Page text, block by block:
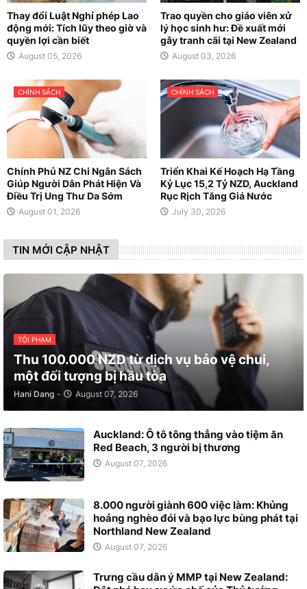
Thay đổi Luật Nghỉ phép Lao
động mới: Tích lũy theo giờ và
quyền lợi cần biết
August 05, 2026
Trao quyền cho giáo viên xử
lý học sinh hư: Đề xuất mới
gây tranh cãi tại New Zealand
August 03, 2026
CHÍNH SÁCH
Chính Phủ NZ Chi Ngân Sách
Giúp Người Dân Phát Hiện Và
Điều Trị Ung Thư Da Sớm
August 01, 2026
CHÍNH SÁCH
Triển Khai Kế Hoạch Hạ Tầng
Kỷ Lục 15,2 Tỷ NZD, Auckland
Rục Rịch Tăng Giá Nước
July 30, 2026
TIN MỚI CẬP NHẬT
TỘI PHẠM
Thu 100.000 NZD từ dịch vụ bảo vệ chui,
một đối tượng bị hầu tòa
Hani Dang - August 07, 2026
Auckland: Ô tô tông thẳng vào tiệm ăn
Red Beach, 3 người bị thương
August 07, 2026
8.000 người giành 600 việc làm: Khủng
hoảng nghèo đói và bạo lực bùng phát tại
Northland New Zealand
August 07, 2026
Trưng cầu dân ý MMP tại New Zealand: